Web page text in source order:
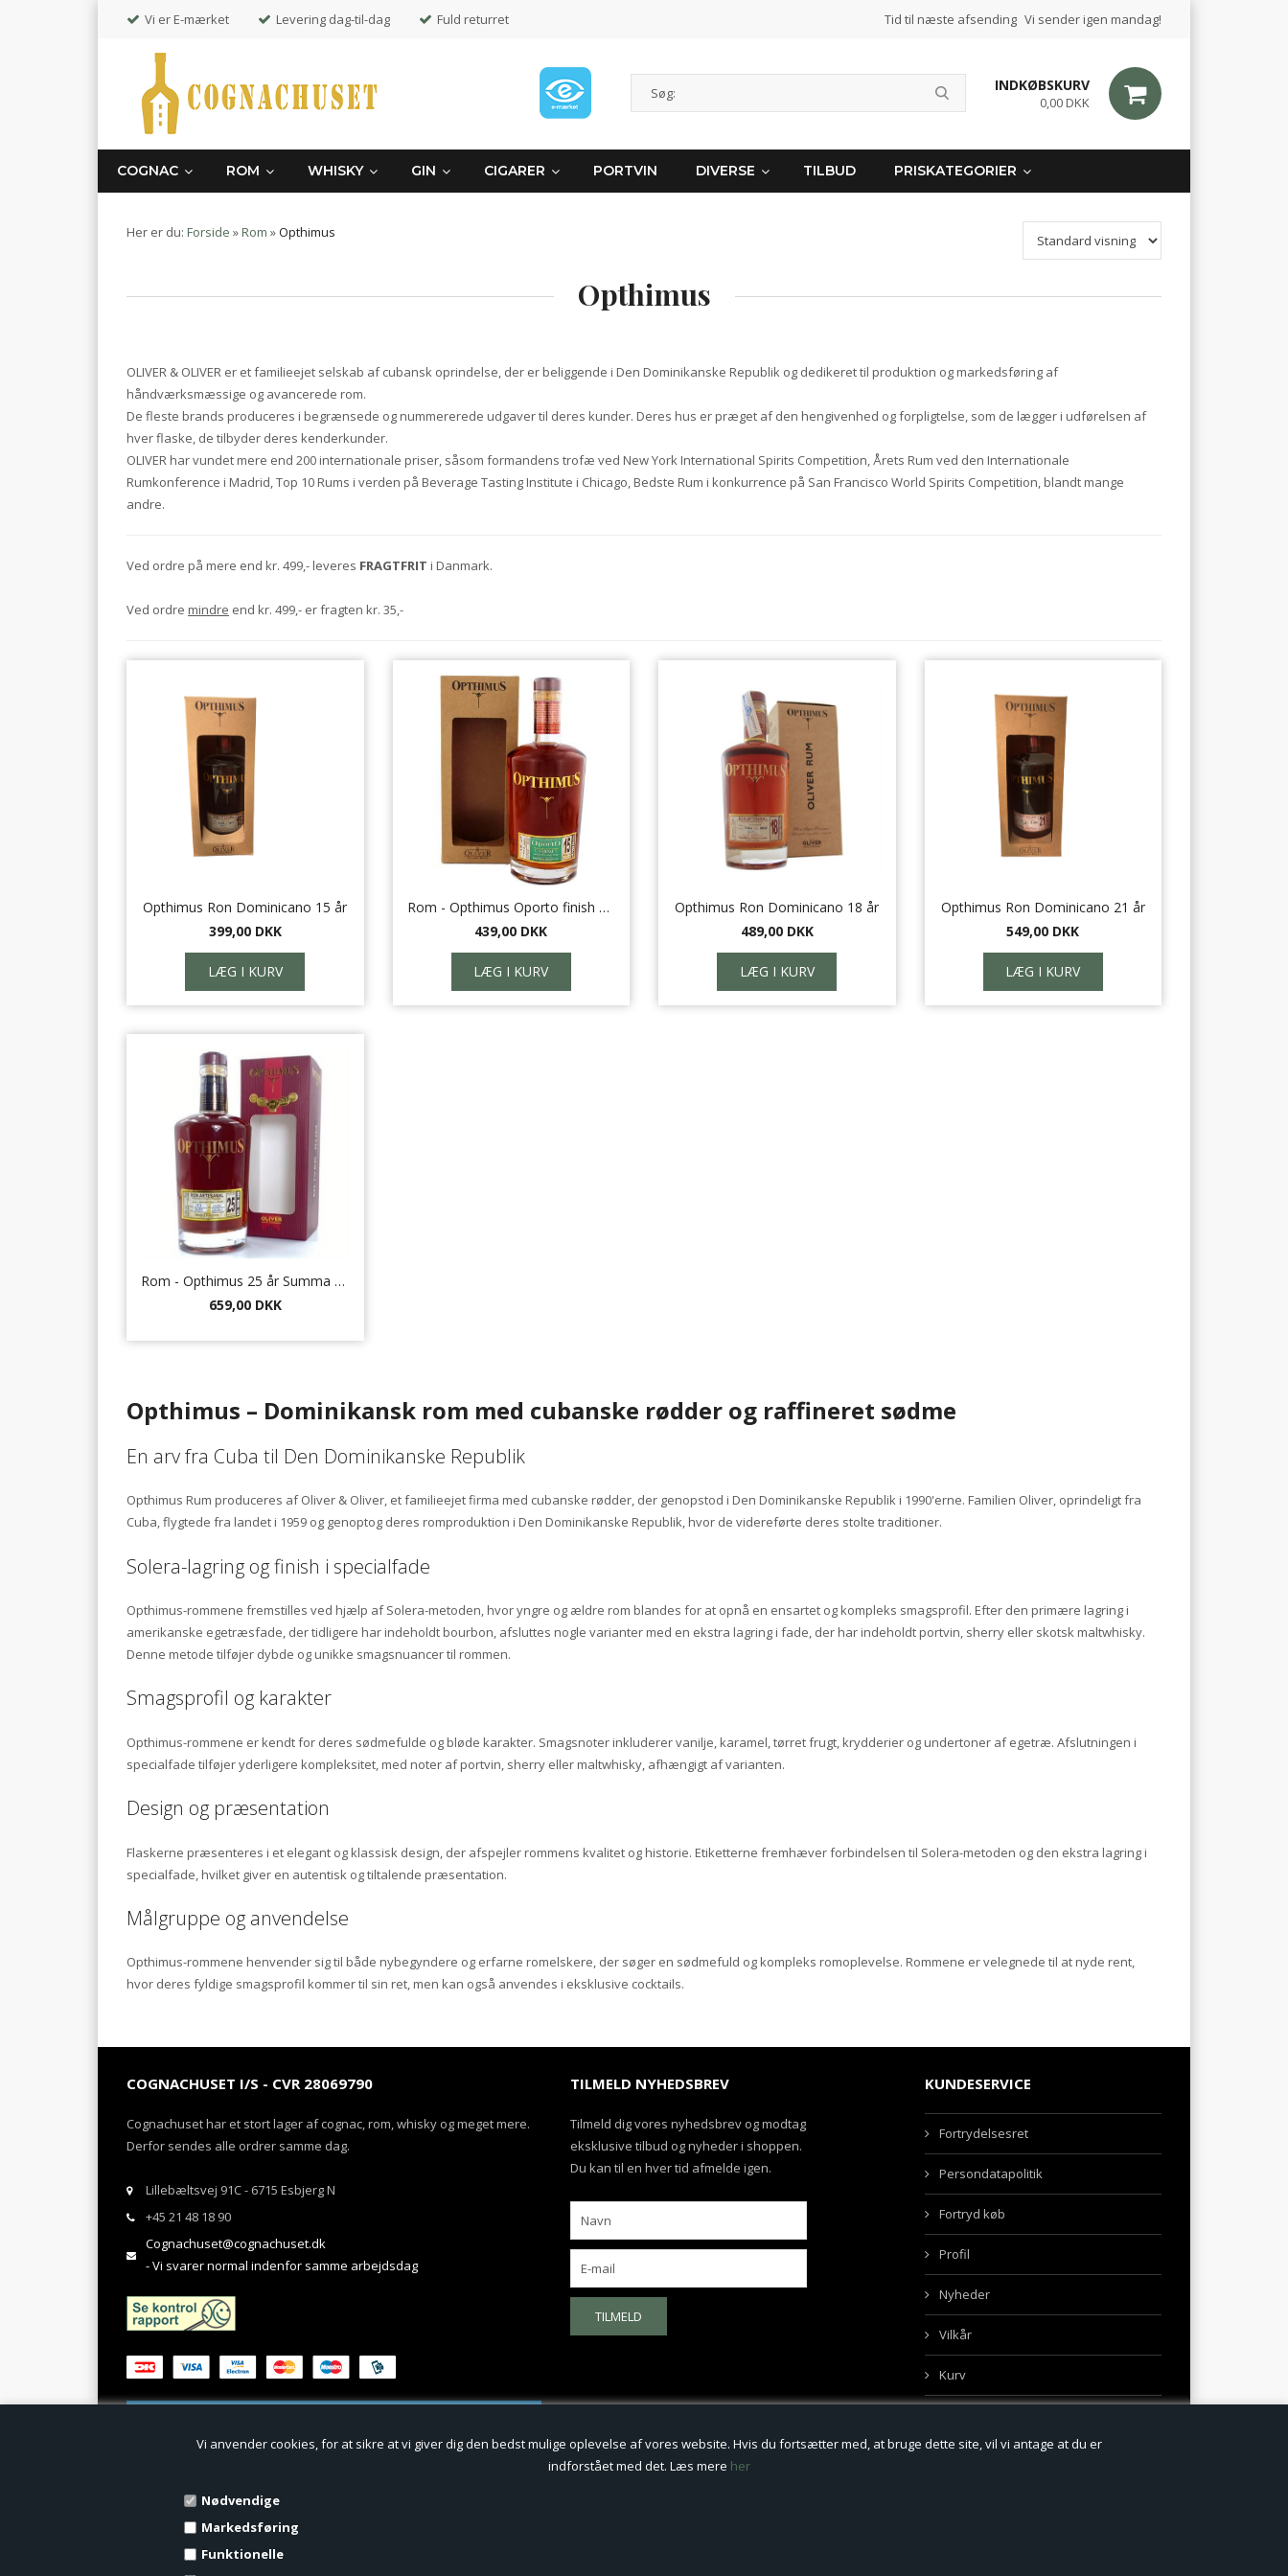
Vi anvender cookies, for at sikre at vi giver dig den bedst mulige oplevelse af vores website. Hvis du fortsætter med, at bruge dette site, vil vi antage at du er
indforstået med det. Læs mere her
Nødvendige
Markedsføring
Funktionelle
Vi er E-mærket Levering dag-til-dag Fuld returret Tid til næste afsending Vi sender igen mandag!
INDKØBSKURV
0,00 DKK
COGNAC ROM WHISKY GIN CIGARER PORTVIN DIVERSE TILBUD PRISKATEGORIER
Her er du: Forside »Rom »Opthimus
Opthimus
OLIVER & OLIVER er et familieejet selskab af cubansk oprindelse, der er beliggende i Den Dominikanske Republik og dedikeret til produktion og markedsføring af
håndværksmæssige og avancerede rom.
De fleste brands produceres i begrænsede og nummererede udgaver til deres kunder. Deres hus er præget af den hengivenhed og forpligtelse, som de lægger i udførelsen af ​​
hver flaske, de tilbyder deres kenderkunder.
OLIVER har vundet mere end 200 internationale priser, såsom formandens trofæ ved New York International Spirits Competition, Årets Rum ved den Internationale
Rumkonference i Madrid, Top 10 Rums i verden på Beverage Tasting Institute i Chicago, Bedste Rum i konkurrence på San Francisco World Spirits Competition, blandt mange
andre.
Ved ordre på mere end kr. 499,- leveres FRAGTFRIT i Danmark.
Ved ordre mindre end kr. 499,- er fragten kr. 35,-
Opthimus Ron Dominicano 15 år
399,00 DKK
Rom - Opthimus Oporto finish 15 år
439,00 DKK
Opthimus Ron Dominicano 18 år
489,00 DKK
Opthimus Ron Dominicano 21 år
549,00 DKK
Rom - Opthimus 25 år Summa Cum Laude 70 cl.
659,00 DKK
Opthimus – Dominikansk rom med cubanske rødder og raffineret sødme
En arv fra Cuba til Den Dominikanske Republik
Opthimus Rum produceres af Oliver & Oliver, et familieejet firma med cubanske rødder, der genopstod i Den Dominikanske Republik i 1990'erne. Familien Oliver, oprindeligt fra
Cuba, flygtede fra landet i 1959 og genoptog deres romproduktion i Den Dominikanske Republik, hvor de videreførte deres stolte traditioner.
Solera-lagring og finish i specialfade
Opthimus-rommene fremstilles ved hjælp af Solera-metoden, hvor yngre og ældre rom blandes for at opnå en ensartet og kompleks smagsprofil. Efter den primære lagring i
amerikanske egetræsfade, der tidligere har indeholdt bourbon, afsluttes nogle varianter med en ekstra lagring i fade, der har indeholdt portvin, sherry eller skotsk maltwhisky.
Denne metode tilføjer dybde og unikke smagsnuancer til rommen.
Smagsprofil og karakter
Opthimus-rommene er kendt for deres sødmefulde og bløde karakter. Smagsnoter inkluderer vanilje, karamel, tørret frugt, krydderier og undertoner af egetræ. Afslutningen i
specialfade tilføjer yderligere kompleksitet, med noter af portvin, sherry eller maltwhisky, afhængigt af varianten.
Design og præsentation
Flaskerne præsenteres i et elegant og klassisk design, der afspejler rommens kvalitet og historie. Etiketterne fremhæver forbindelsen til Solera-metoden og den ekstra lagring i
specialfade, hvilket giver en autentisk og tiltalende præsentation.
Målgruppe og anvendelse
Opthimus-rommene henvender sig til både nybegyndere og erfarne romelskere, der søger en sødmefuld og kompleks romoplevelse. Rommene er velegnede til at nyde rent,
hvor deres fyldige smagsprofil kommer til sin ret, men kan også anvendes i eksklusive cocktails.
COGNACHUSET I/S - CVR 28069790
Cognachuset har et stort lager af cognac, rom, whisky og meget mere.
Derfor sendes alle ordrer samme dag.
Lillebæltsvej 91C - 6715 Esbjerg N
+45 21 48 18 90
Cognachuset@cognachuset.dk
- Vi svarer normal indenfor samme arbejdsdag
TILMELD NYHEDSBREV
Tilmeld dig vores nyhedsbrev og modtag
eksklusive tilbud og nyheder i shoppen.
Du kan til en hver tid afmelde igen.
TILMELD
KUNDESERVICE
Fortrydelsesret
Persondatapolitik
Fortryd køb
Profil
Nyheder
Vilkår
Kurv